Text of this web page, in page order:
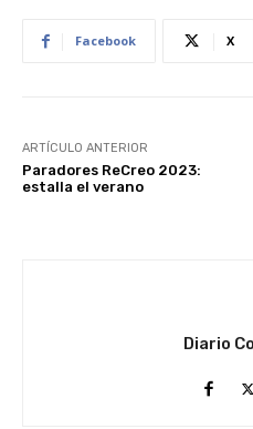
Facebook X
ARTÍCULO ANTERIOR
Paradores ReCreo 2023:
estalla el verano
Diario